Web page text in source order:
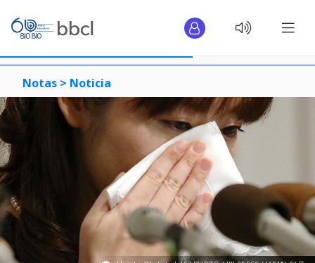
Notas > Noticia